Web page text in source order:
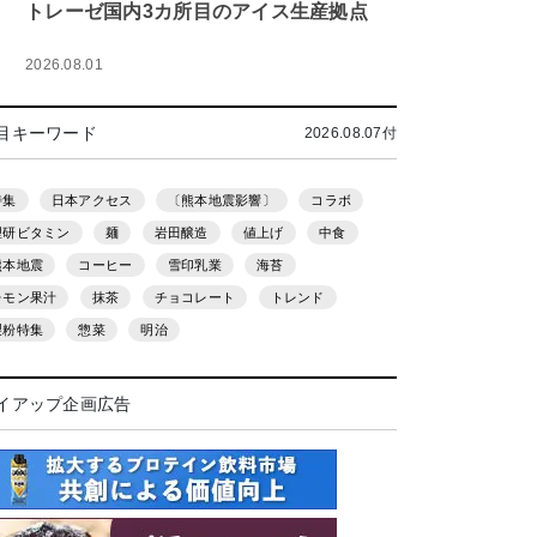
トレーゼ国内3カ所目のアイス生産拠点
2026.08.01
キーワード 2026.08.07付
集 日本アクセス 〔熊本地震影響〕 コラボ
研ビタミン 麺 岩田醸造 値上げ 中食
本地震 コーヒー 雪印乳業 海苔
モン果汁 抹茶 チョコレート トレンド
粉特集 惣菜 明治
アップ企画広告